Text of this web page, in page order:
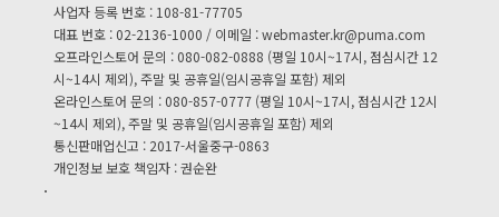
사업자 등록 번호 : 108-81-77705
대표 번호 : 02-2136-1000 / 이메일 :webmaster.kr@puma.com
오프라인스토어 문의 : 080-082-0888 (평일 10시~17시, 점심시간 12
시~14시 제외), 주말 및 공휴일(임시공휴일 포함) 제외
온라인스토어 문의 : 080-857-0777 (평일 10시~17시, 점심시간 12시
~14시 제외), 주말 및 공휴일(임시공휴일 포함) 제외
통신판매업신고 : 2017-서울중구-0863
개인정보 보호 책임자 : 권순완